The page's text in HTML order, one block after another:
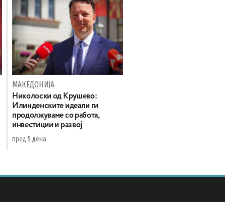
МАКЕДОНИЈА
Николоски од Крушево:
Илинденските идеали ги
продолжуваме со работа,
инвестиции и развој
пред 5 дена